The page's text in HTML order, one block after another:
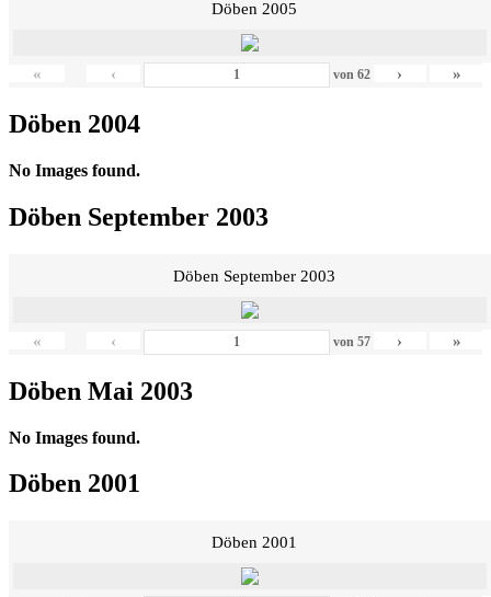
Döben 2005
« ‹ von 62 › »
Döben 2004
No Images found.
Döben September 2003
Döben September 2003
« ‹ von 57 › »
Döben Mai 2003
No Images found.
Döben 2001
Döben 2001